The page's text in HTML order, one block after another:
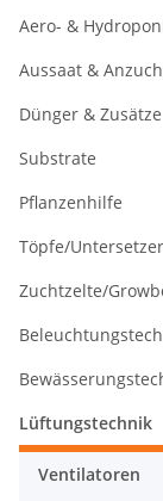
Aero- &
Aussaat &
Dünger & Zusätze
Substrate
Pflanzenhilfe
Töpfe/Untersetzer
Zuchtzelte/
Lüftungstechnik
Ventilatoren